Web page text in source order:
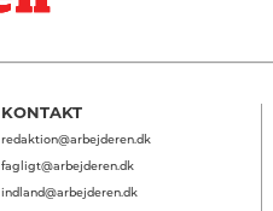
KONTAKT
redaktion@arbejderen.dk
fagligt@arbejderen.dk
indland@arbejderen.dk